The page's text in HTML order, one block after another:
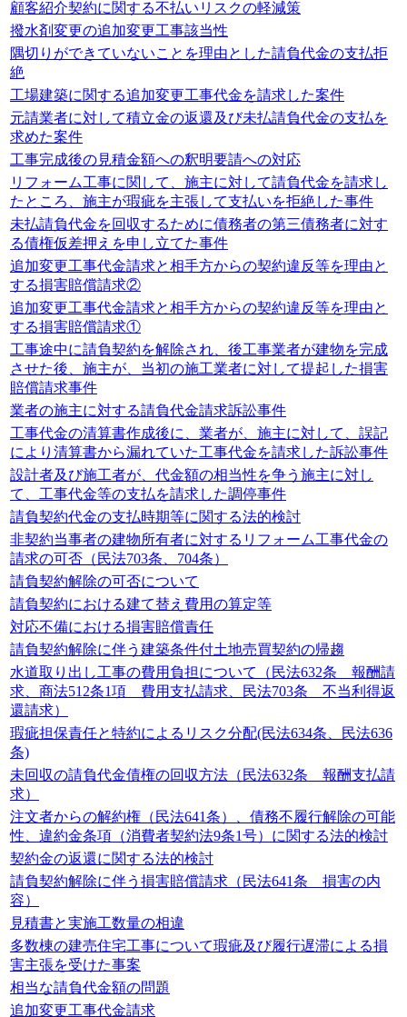
顧客紹介契約に関する不払いリスクの軽減策
撥水剤変更の追加変更工事該当性
隅切りができていないことを理由とした請負代金の支払拒
絶
工場建築に関する追加変更工事代金を請求した案件
元請業者に対して積立金の返還及び未払請負代金の支払を
求めた案件
工事完成後の見積金額への釈明要請への対応
リフォーム工事に関して、施主に対して請負代金を請求し
たところ、施主が瑕疵を主張して支払いを拒絶した事件
未払請負代金を回収するために債務者の第三債務者に対す
る債権仮差押えを申し立てた事件
追加変更工事代金請求と相手方からの契約違反等を理由と
する損害賠償請求②
追加変更工事代金請求と相手方からの契約違反等を理由と
する損害賠償請求①
工事途中に請負契約を解除され、後工事業者が建物を完成
させた後、施主が、当初の施工業者に対して提起した損害
賠償請求事件
業者の施主に対する請負代金請求訴訟事件
工事代金の清算書作成後に、業者が、施主に対して、誤記
により清算書から漏れていた工事代金を請求した訴訟事件
設計者及び施工者が、代金額の相当性を争う施主に対し
て、工事代金等の支払を請求した調停事件
請負契約代金の支払時期等に関する法的検討
非契約当事者の建物所有者に対するリフォーム工事代金の
請求の可否（民法703条、704条）
請負契約解除の可否について
請負契約における建て替え費用の算定等
対応不備における損害賠償責任
請負契約解除に伴う建築条件付土地売買契約の帰趨
水道取り出し工事の費用負担について（民法632条 報酬請
求、商法512条1項 費用支払請求、民法703条 不当利得返
還請求）
瑕疵担保責任と特約によるリスク分配(民法634条、民法636
条)
未回収の請負代金債権の回収方法（民法632条 報酬支払請
求）
注文者からの解約権（民法641条）、債務不履行解除の可能
性、違約金条項（消費者契約法9条1号）に関する法的検討
契約金の返還に関する法的検討
請負契約解除に伴う損害賠償請求（民法641条 損害の内
容）
見積書と実施工数量の相違
多数棟の建売住宅工事について瑕疵及び履行遅滞による損
害主張を受けた事案
相当な請負代金額の問題
追加変更工事代金請求